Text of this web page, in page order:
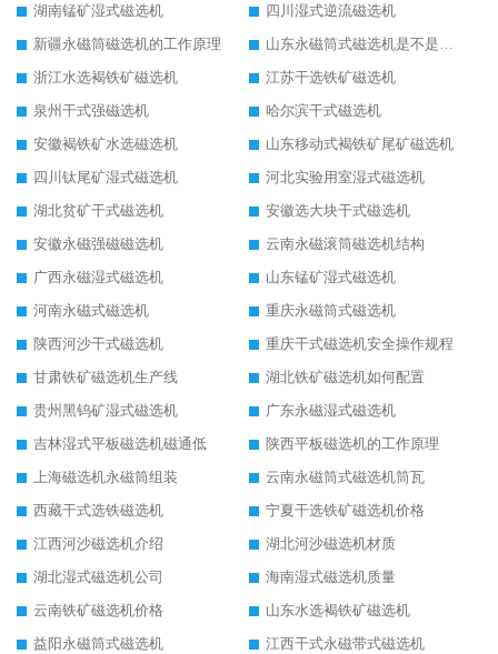
湖南锰矿湿式磁选机
四川湿式逆流磁选机
新疆永磁筒磁选机的工作原理
山东永磁筒式磁选机是不是强磁
浙江水选褐铁矿磁选机
江苏干选铁矿磁选机
泉州干式强磁选机
哈尔滨干式磁选机
安徽褐铁矿水选磁选机
山东移动式褐铁矿尾矿磁选机
四川钛尾矿湿式磁选机
河北实验用室湿式磁选机
湖北贫矿干式磁选机
安徽选大块干式磁选机
安徽永磁强磁磁选机
云南永磁滚筒磁选机结构
广西永磁湿式磁选机
山东锰矿湿式磁选机
河南永磁式磁选机
重庆永磁筒式磁选机
陕西河沙干式磁选机
重庆干式磁选机安全操作规程
甘肃铁矿磁选机生产线
湖北铁矿磁选机如何配置
贵州黑钨矿湿式磁选机
广东永磁湿式磁选机
吉林湿式平板磁选机磁通低
陕西平板磁选机的工作原理
上海磁选机永磁筒组装
云南永磁筒式磁选机筒瓦
西藏干式选铁磁选机
宁夏干选铁矿磁选机价格
江西河沙磁选机介绍
湖北河沙磁选机材质
湖北湿式磁选机公司
海南湿式磁选机质量
云南铁矿磁选机价格
山东水选褐铁矿磁选机
益阳永磁筒式磁选机
江西干式永磁带式磁选机